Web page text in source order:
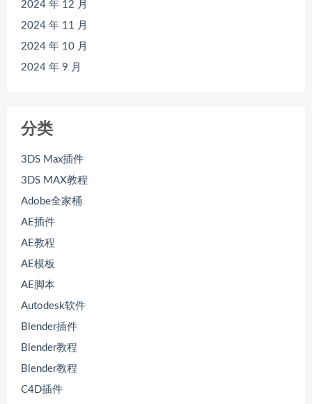
2024 年 12 月
2024 年 11 月
2024 年 10 月
2024 年 9 月
分类
3DS Max插件
3DS MAX教程
Adobe全家桶
AE插件
AE教程
AE模板
AE脚本
Autodesk软件
Blender插件
Blender教程
Blender教程
C4D插件